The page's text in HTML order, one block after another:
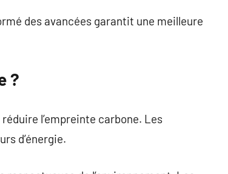
des avancées garantit une meilleure
?
l’empreinte carbone. Les
d’énergie.